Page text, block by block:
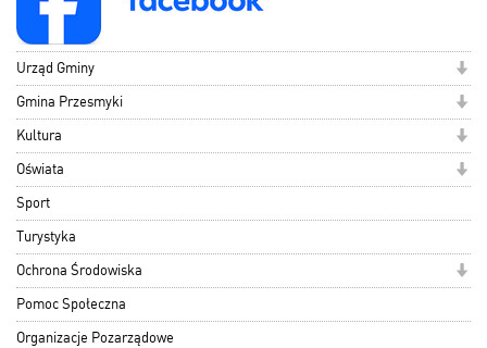
Urząd Gminy
Gmina Przesmyki
Kultura
Oświata
Sport
Turystyka
Ochrona Środowiska
Pomoc Społeczna
Organizacje Pozarządowe